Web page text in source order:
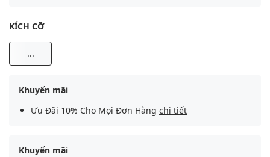
KÍCH CỠ
...
Khuyến mãi
Ưu Đãi 10% Cho Mọi Đơn Hàng chi tiết
Khuyến mãi